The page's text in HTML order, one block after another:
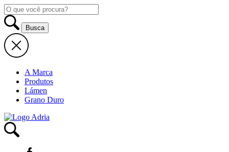
A Marca
Produtos
Lámen
Grano Duro